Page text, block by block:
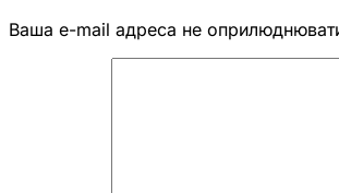
Ваша e-mail адреса не